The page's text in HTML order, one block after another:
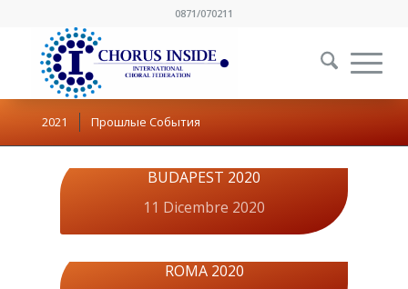
0871/070211
2021 Прошлые События
BUDAPEST 2020
11 Dicembre 2020
ROMA 2020